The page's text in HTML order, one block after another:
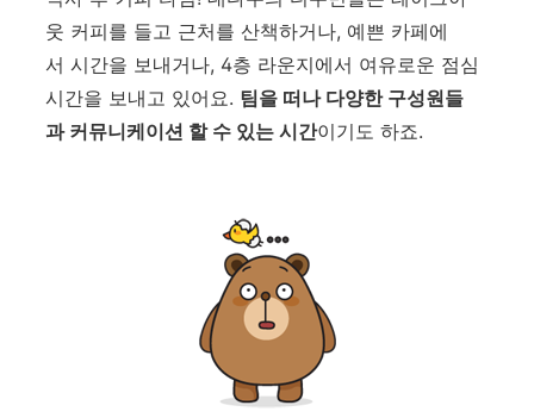
웃 커피를 들고 근처를 산책하거나, 예쁜 카페에
서 시간을 보내거나, 4층 라운지에서 여유로운 점심
시간을 보내고 있어요. 팀을 떠나 다양한 구성원들
과 커뮤니케이션 할 수 있는 시간이기도 하죠.